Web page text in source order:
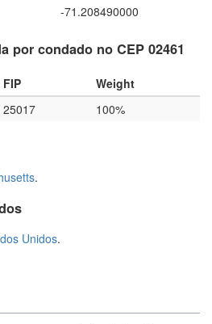
-71.208490000
por condado no CEP 02461
FIP
Weight
25017 100%
.
Unidos.